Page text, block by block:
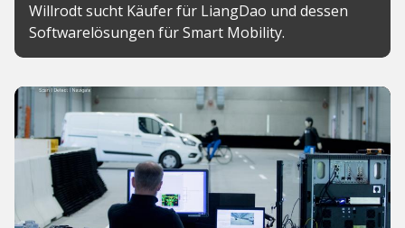
Willrodt sucht Käufer für LiangDao und dessen
Softwarelösungen für Smart Mobility.